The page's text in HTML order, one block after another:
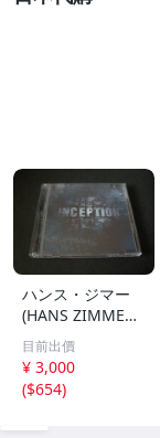
ハンス・ジマー
(HANS ZIMMER)
映画「インセプシ
ョン (完全盤)」(I
NCEPTION) サウ
ンドトラック (2
目前出價
¥ 3,000
($654)